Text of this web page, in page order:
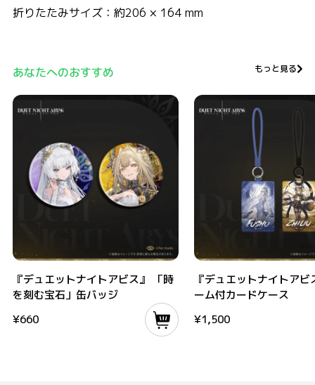
折りたたみサイズ：約206 × 164 mm
あなたへのおすすめ もっと見る
『デュエットナイトアビス』 「時
を刻む宝石」缶バッジ
¥660
『デュエットナイトアビ
ーム付カードケース
¥1,500